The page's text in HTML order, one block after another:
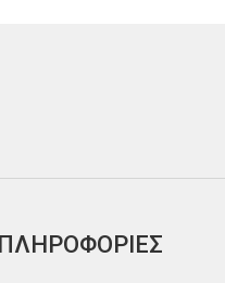
ΠΛΗΡΟΦΟΡΙΕΣ